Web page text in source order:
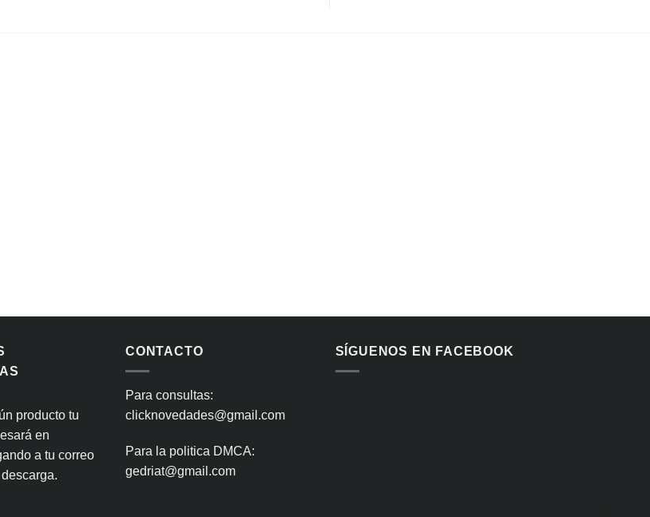
producto tu
en
a tu correo
CONTACTO
Para consultas:
clicknovedades@gmail.com
Para la politica DMCA:
gedriat@gmail.com
SÍGUENOS EN FACEBOOK